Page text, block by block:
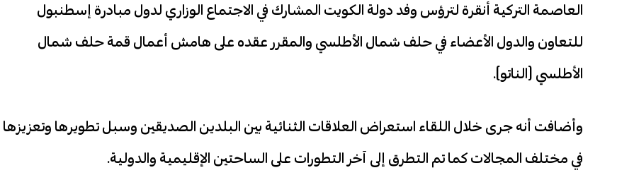
العاصمة التركية أنقرة لترؤس وفد دولة الكويت المشارك في الاجتماع الوزاري لدول مبادرة إسطنبول
للتعاون والدول الأعضاء في حلف شمال الأطلسي والمقرر عقده على هامش أعمال قمة حلف شمال
الأطلسي (الناتو).
وأضافت أنه جرى خلال اللقاء استعراض العلاقات الثنائية بين البلدين الصديقين وسبل تطويرها وتعزيزها
في مختلف المجالات كما تم التطرق إلى آخر التطورات على الساحتين الإقليمية والدولية.